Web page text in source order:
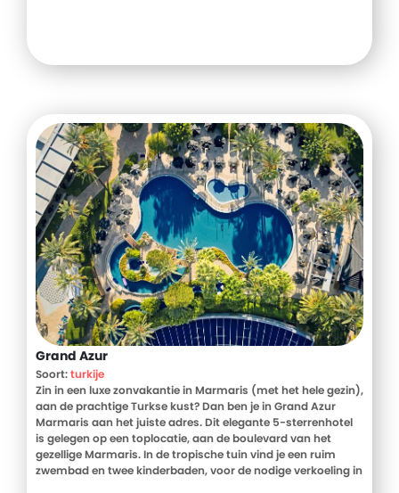
Grand Azur
Soort:turkije
Zin in een luxe zonvakantie in Marmaris (met het hele gezin),
aan de prachtige Turkse kust? Dan ben je in Grand Azur
Marmaris aan het juiste adres. Dit elegante 5-sterrenhotel
is gelegen op een toplocatie, aan de boulevard van het
gezellige Marmaris. In de tropische tuin vind je een ruim
zwembad en twee kinderbaden, voor de nodige verkoeling in